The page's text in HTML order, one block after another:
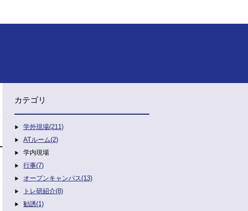
カテゴリ
学外現場(211)
ATルーム(2)
学内現場
行事(7)
オープンキャンパス(13)
トレ研紹介(8)
勧誘(1)